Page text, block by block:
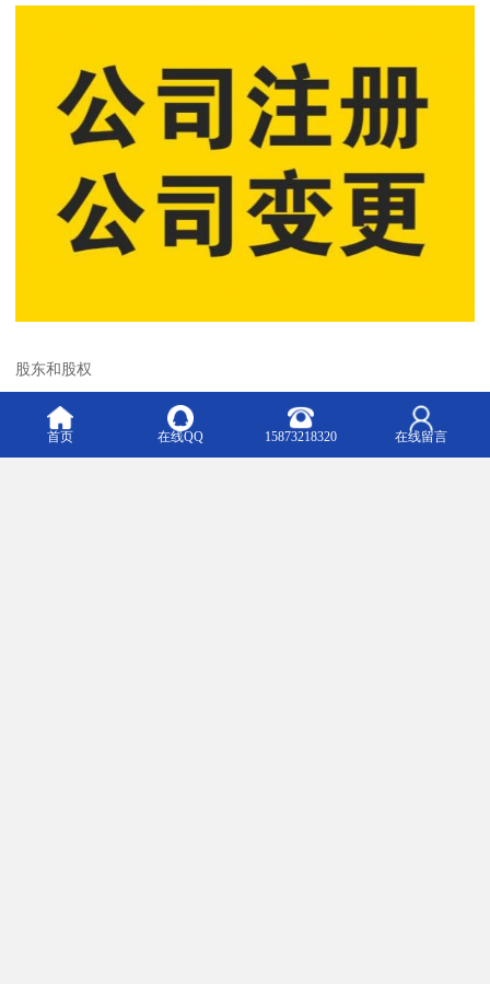
股东和股权
变更登记，并应当提交新股东的主体明或者自然人明。
首页 在线QQ 15873218320 在线留言